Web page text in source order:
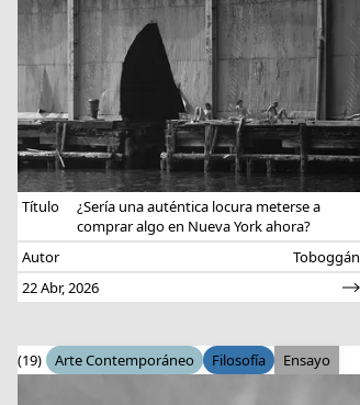
Título
¿Sería una auténtica locura meterse a
comprar algo en Nueva York ahora?
Autor
Toboggán
22 Abr, 2026
(19) Arte Contemporáneo Filosofía Ensayo